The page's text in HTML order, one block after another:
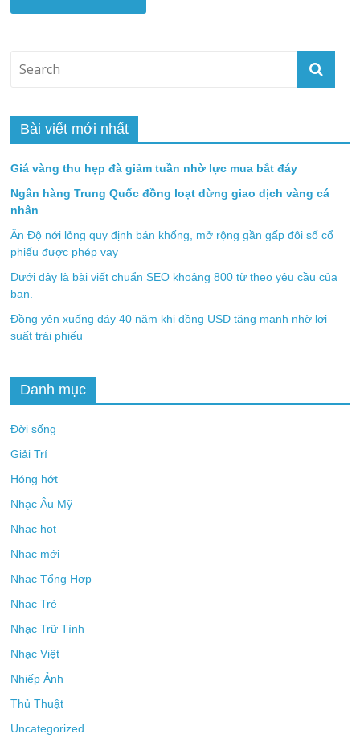
Bài viết mới nhất
Giá vàng thu hẹp đà giảm tuần nhờ lực mua bắt đáy
Ngân hàng Trung Quốc đồng loạt dừng giao dịch vàng cá
nhân
Ấn Độ nới lỏng quy định bán khống, mở rộng gần gấp đôi số cổ
phiếu được phép vay
Dưới đây là bài viết chuẩn SEO khoảng 800 từ theo yêu cầu của
bạn.
Đồng yên xuống đáy 40 năm khi đồng USD tăng mạnh nhờ lợi
suất trái phiếu
Danh mục
Đời sống
Giải Trí
Hóng hớt
Nhạc Âu Mỹ
Nhạc hot
Nhạc mới
Nhạc Tổng Hợp
Nhạc Trẻ
Nhạc Trữ Tình
Nhạc Việt
Nhiếp Ảnh
Thủ Thuật
Uncategorized